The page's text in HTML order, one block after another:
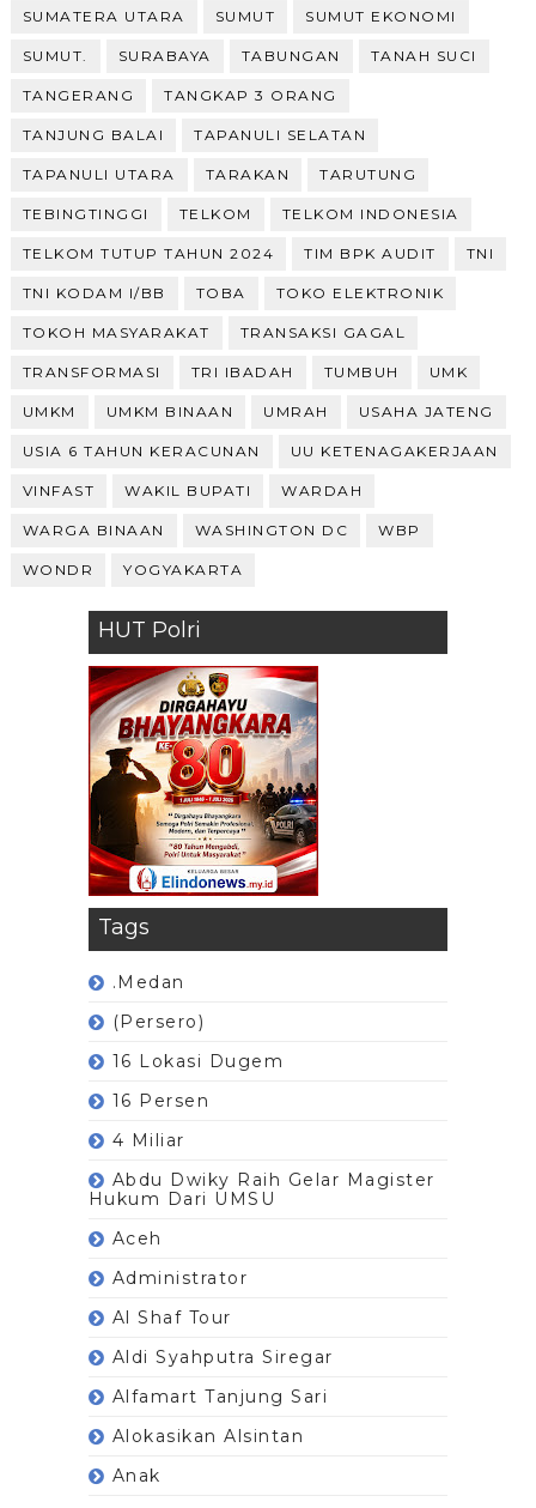
SUMATERA UTARA SUMUT SUMUT EKONOMI
SUMUT. SURABAYA TABUNGAN TANAH SUCI
TANGERANG TANGKAP 3 ORANG
TANJUNG BALAI TAPANULI SELATAN
TAPANULI UTARA TARAKAN TARUTUNG
TEBINGTINGGI TELKOM TELKOM INDONESIA
TELKOM TUTUP TAHUN 2024 TIM BPK AUDIT TNI
TNI KODAM I/BB TOBA TOKO ELEKTRONIK
TOKOH MASYARAKAT TRANSAKSI GAGAL
TRANSFORMASI TRI IBADAH TUMBUH UMK
UMKM UMKM BINAAN UMRAH USAHA JATENG
USIA 6 TAHUN KERACUNAN UU KETENAGAKERJAAN
VINFAST WAKIL BUPATI WARDAH
WARGA BINAAN WASHINGTON DC WBP
WONDR YOGYAKARTA
HUT Polri
Tags
.Medan
(Persero)
16 Lokasi Dugem
16 Persen
4 Miliar
Abdu Dwiky Raih Gelar Magister
Hukum Dari UMSU
Aceh
Administrator
Al Shaf Tour
Aldi Syahputra Siregar
Alfamart Tanjung Sari
Alokasikan Alsintan
Anak